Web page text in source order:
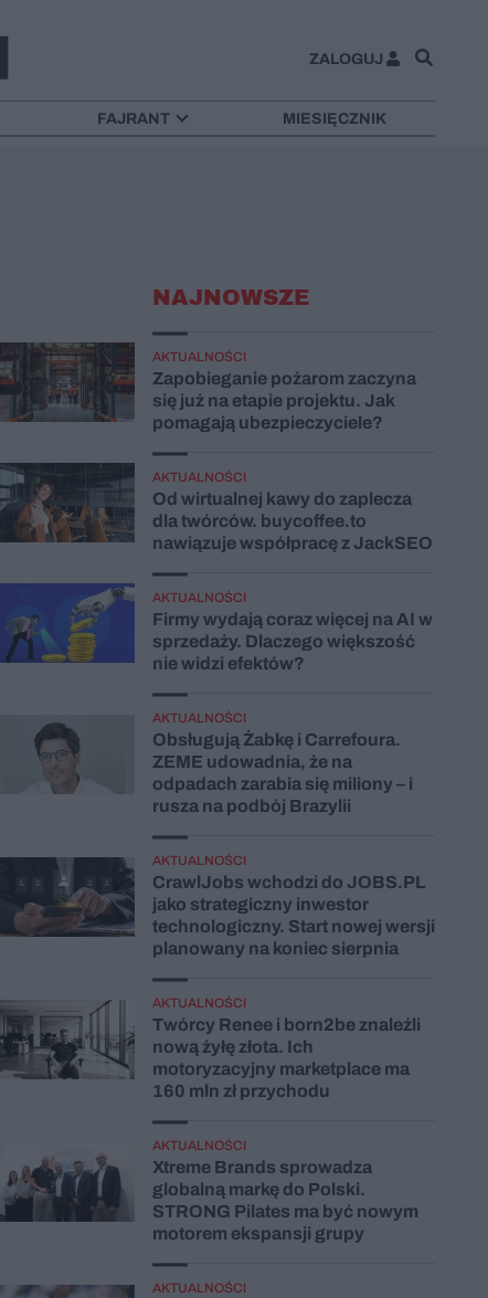
ZALOGUJ
FAJRANT MIESIĘCZNIK
NAJNOWSZE
AKTUALNOŚCI
Zapobieganie pożarom zaczyna
się już na etapie projektu. Jak
pomagają ubezpieczyciele?
AKTUALNOŚCI
Od wirtualnej kawy do zaplecza
dla twórców. buycoffee.to
nawiązuje współpracę z JackSEO
AKTUALNOŚCI
Firmy wydają coraz więcej na AI w
sprzedaży. Dlaczego większość
nie widzi efektów?
AKTUALNOŚCI
Obsługują Żabkę i Carrefoura.
ZEME udowadnia, że na
odpadach zarabia się miliony – i
rusza na podbój Brazylii
AKTUALNOŚCI
CrawlJobs wchodzi do JOBS.PL
jako strategiczny inwestor
technologiczny. Start nowej wersji
planowany na koniec sierpnia
AKTUALNOŚCI
Twórcy Renee i born2be znaleźli
nową żyłę złota. Ich
motoryzacyjny marketplace ma
160 mln zł przychodu
AKTUALNOŚCI
Xtreme Brands sprowadza
globalną markę do Polski.
STRONG Pilates ma być nowym
motorem ekspansji grupy
AKTUALNOŚCI